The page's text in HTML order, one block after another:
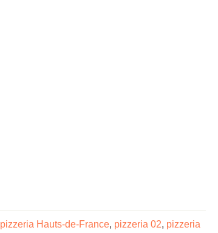
pizzeria Hauts-de-France, pizzeria 02, pizzeria